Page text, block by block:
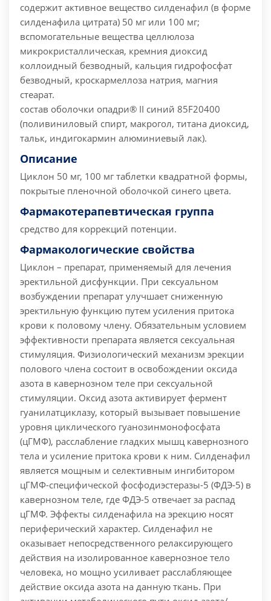
содержит активное вещество силденафил (в форме
силденафила цитрата) 50 мг или 100 мг;
вспомогательные вещества целлюлоза
микрокристаллическая, кремния диоксид
коллоидный безводный, кальция гидрофосфат
безводный, кроскармеллоза натрия, магния
стеарат.
состав оболочки опадри® II синий 85F20400
(поливиниловый спирт, макрогол, титана диоксид,
тальк, индигокармин алюминиевый лак).
Описание
Циклон 50 мг, 100 мг таблетки квадратной формы,
покрытые пленочной оболочкой синего цвета.
Фармакотерапевтическая группа
средство для коррекций потенции.
Фармакологические свойства
Циклон – препарат, применяемый для лечения
эректильной дисфункции. При сексуальном
возбуждении препарат улучшает сниженную
эректильную функцию путем усиления притока
крови к половому члену. Обязательным условием
эффективности препарата является сексуальная
стимуляция. Физиологический механизм эрекции
полового члена состоит в освобождении оксида
азота в кавернозном теле при сексуальной
стимуляции. Оксид азота активирует фермент
гуанилатциклазу, который вызывает повышение
уровня циклического гуанозинмонофосфата
(цГМФ), расслабление гладких мышц кавернозного
тела и усиление притока крови к ним. Силденафил
является мощным и селективным ингибитором
цГМФ-специфической фосфодиэстеразы-5 (ФДЭ-5) в
кавернозном теле, где ФДЭ-5 отвечает за распад
цГМФ. Эффекты силденафила на эрекцию носят
периферический характер. Силденафил не
оказывает непосредственного релаксирующего
действия на изолированное кавернозное тело
человека, но мощно усиливает расслабляющее
действие оксида азота на данную ткань. При